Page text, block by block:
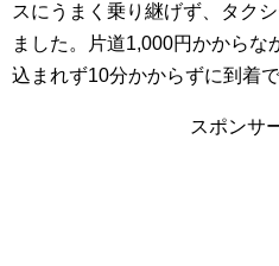
スにうまく乗り継げず、タク
ました。片道1,000円かからな
込まれず10分かからずに到着で
スポンサ